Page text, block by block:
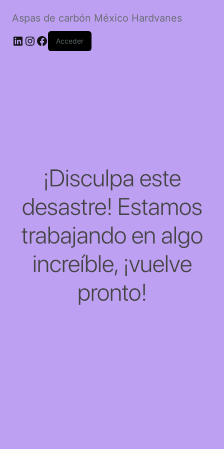
Aspas de carbón México Hardvanes
LinkedIn
Instagram
Facebook
Acceder
¡Disculpa este
desastre! Estamos
trabajando en algo
increíble, ¡vuelve
pronto!